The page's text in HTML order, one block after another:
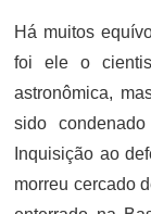
Há muitos
foi ele o
astronômica,
sido
Inquisição ao
morreu cercado